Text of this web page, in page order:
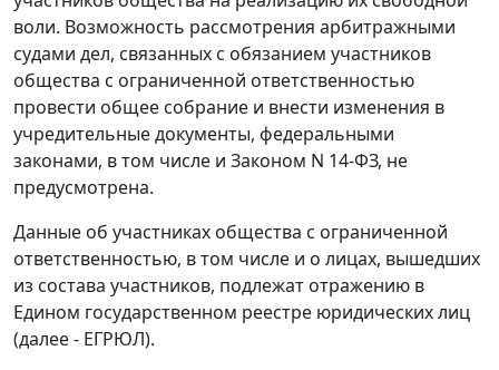
воли. Возможность рассмотрения арбитражными
судами дел, связанных с обязанием участников
общества с ограниченной ответственностью
провести общее собрание и внести изменения в
учредительные документы, федеральными
законами, в том числе и Законом N 14-ФЗ, не
предусмотрена.
Данные об участниках общества с ограниченной
ответственностью, в том числе и о лицах, вышедших
из состава участников, подлежат отражению в
Едином государственном реестре юридических лиц
(далее - ЕГРЮЛ).